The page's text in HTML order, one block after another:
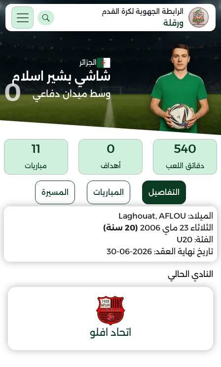
الرابطة الجهوية لكرة القدم
ورقلة
الجزائر
شاشي بشير اسلام
وسط ميدان دفاعي 0
540
دقائق اللعب
0
أهداف
11
مباريات
التفاصيل المباريات المسيرة
الميلاد: Laghouat, AFLOU
الثلاثاء 23 ماي 2006
(20 سنة)
الفئة: U20
تاريخ نهاية العقد: 2026-06-30
النادي الحالي
اتحاد افلو